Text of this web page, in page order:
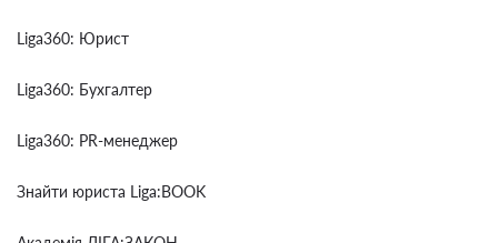
Liga360: Юрист
Liga360: Бухгалтер
Liga360: PR-менеджер
Знайти юриста Liga:BOOK